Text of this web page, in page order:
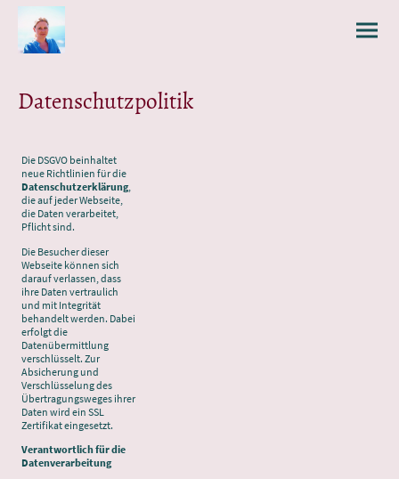
Datenschutzpolitik
Die DSGVO beinhaltet
neue Richtlinien für die
Datenschutzerklärung,
die auf jeder Webseite,
die Daten verarbeitet,
Pflicht sind.
Die Besucher dieser
Webseite können sich
darauf verlassen, dass
ihre Daten vertraulich
und mit Integrität
behandelt werden. Dabei
erfolgt die
Datenübermittlung
verschlüsselt. Zur
Absicherung und
Verschlüsselung des
Übertragungsweges ihrer
Daten wird ein SSL
Zertifikat eingesetzt.
Verantwortlich für die
Datenverarbeitung